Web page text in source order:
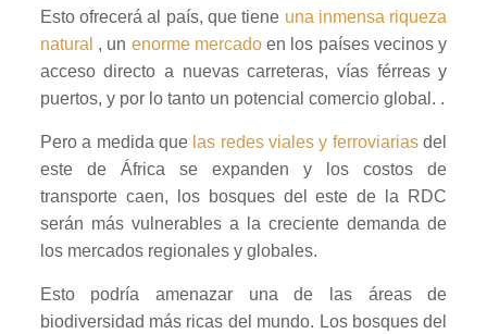
Esto ofrecerá al país, que tiene una inmensa riqueza
natural , un enorme mercadoen los países vecinos y
acceso directo a nuevas carreteras, vías férreas y
puertos, y por lo tanto un potencial comercio global. .
Pero a medida que las redes viales y ferroviariasdel
este de África se expanden y los costos de
transporte caen, los bosques del este de la RDC
serán más vulnerables a la creciente demanda de
los mercados regionales y globales.
Esto podría amenazar una de las áreas de
biodiversidad más ricas del mundo. Los bosques del